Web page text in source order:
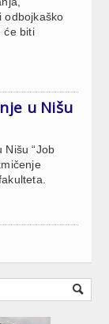
odbojkaško
će biti
u Nišu
Nišu “Job